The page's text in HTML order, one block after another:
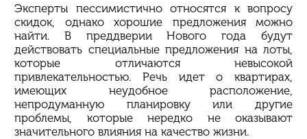
Эксперты пессимистично относятся к вопросу
скидок, однако хорошие предложения можно
найти. В преддверии Нового года будут
действовать специальные предложения на лоты,
которые отличаются невысокой
привлекательностью. Речь идет о квартирах,
имеющих неудобное расположение,
непродуманную планировку или другие
проблемы, которые нередко не оказывают
значительного влияния на качество жизни.